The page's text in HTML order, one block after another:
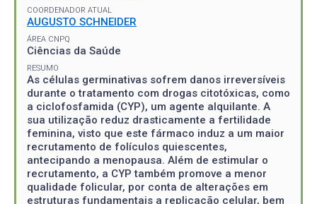
COORDENADOR ATUAL
AUGUSTO SCHNEIDER
ÁREA CNPQ
Ciências da Saúde
RESUMO
As células germinativas sofrem danos irreversíveis
durante o tratamento com drogas citotóxicas, como
a ciclofosfamida (CYP), um agente alquilante. A
sua utilização reduz drasticamente a fertilidade
feminina, visto que este fármaco induz a um maior
recrutamento de folículos quiescentes,
antecipando a menopausa. Além de estimular o
recrutamento, a CYP também promove a menor
qualidade folicular, por conta de alterações em
estruturas fundamentais a replicação celular, bem